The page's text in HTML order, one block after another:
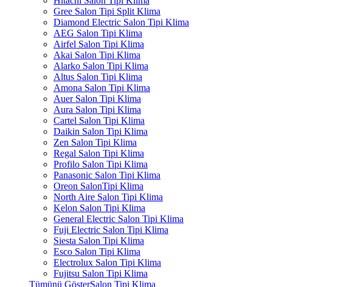
Gree Salon Tipi Split Klima
Diamond Electric Salon Tipi Klima
AEG Salon Tipi Klima
Airfel Salon Tipi Klima
Akai Salon Tipi Klima
Alarko Salon Tipi Klima
Altus Salon Tipi Klima
Amona Salon Tipi Klima
Auer Salon Tipi Klima
Aura Salon Tipi Klima
Cartel Salon Tipi Klima
Daikin Salon Tipi Klima
Zen Salon Tipi Klima
Regal Salon Tipi Klima
Profilo Salon Tipi Klima
Panasonic Salon Tipi Klima
Oreon SalonTipi Klima
North Aire Salon Tipi Klima
Kelon Salon Tipi Klima
General Electric Salon Tipi Klima
Fuji Electric Salon Tipi Klima
Siesta Salon Tipi Klima
Esco Salon Tipi Klima
Electrolux Salon Tipi Klima
Fujitsu Salon Tipi Klima
Tümünü GösterSalon Tipi Klima